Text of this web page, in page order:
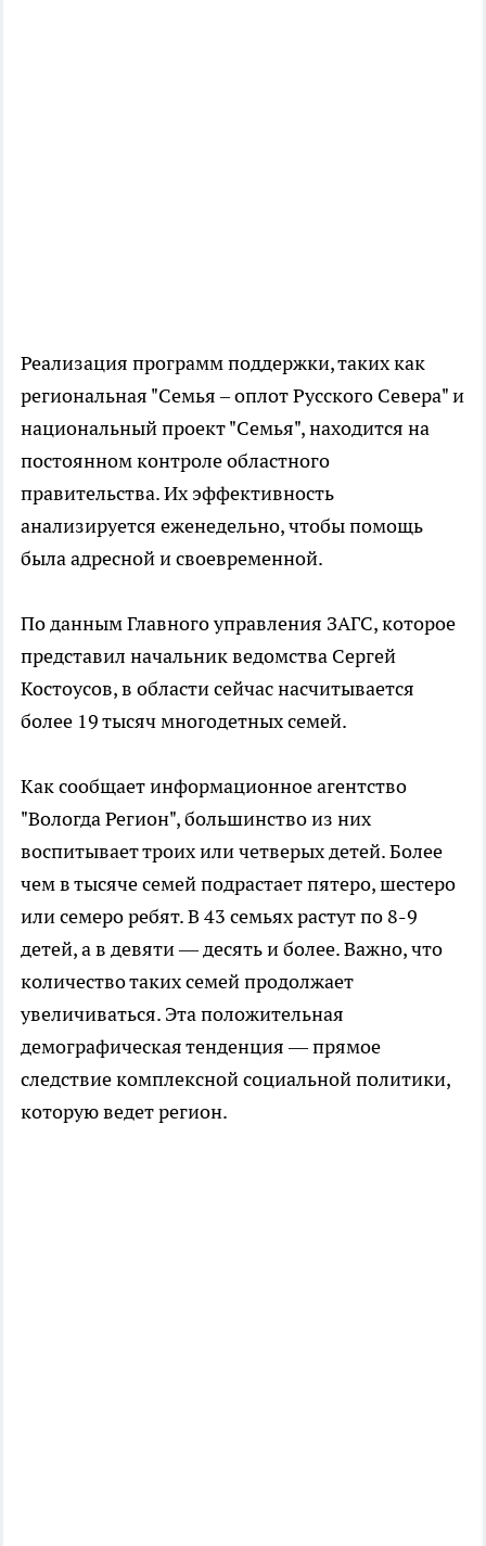
Реализация программ поддержки, таких как
региональная "Семья – оплот Русского Севера" и
национальный проект "Семья", находится на
постоянном контроле областного
правительства. Их эффективность
анализируется еженедельно, чтобы помощь
была адресной и своевременной.
По данным Главного управления ЗАГС, которое
представил начальник ведомства Сергей
Костоусов, в области сейчас насчитывается
более 19 тысяч многодетных семей.
Как сообщает информационное агентство
"Вологда Регион", большинство из них
воспитывает троих или четверых детей. Более
чем в тысяче семей подрастает пятеро, шестеро
или семеро ребят. В 43 семьях растут по 8-9
детей, а в девяти — десять и более. Важно, что
количество таких семей продолжает
увеличиваться. Эта положительная
демографическая тенденция — прямое
следствие комплексной социальной политики,
которую ведет регион.